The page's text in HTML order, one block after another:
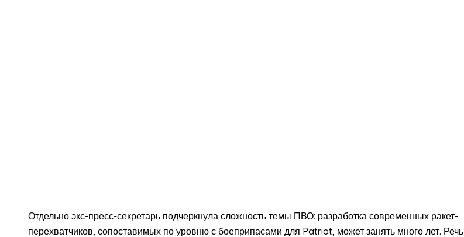
Отдельно экс-пресс-секретарь подчеркнула сложность темы ПВО: разработка современных ракет-
перехватчиков, сопоставимых по уровню с боеприпасами для Patriot, может занять много лет. Речь